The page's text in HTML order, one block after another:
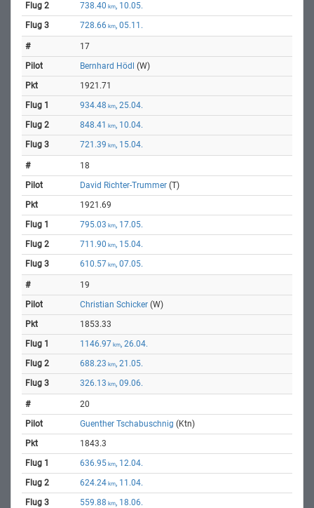
738.40 km, 10.05.
728.66 km, 05.11.
17
Bernhard Hödl (W)
1921.71
934.48 km, 25.04.
848.41 km, 10.04.
721.39 km, 15.04.
18
David Richter-Trummer (T)
1921.69
795.03 km, 17.05.
711.90 km, 15.04.
610.57 km, 07.05.
19
Christian Schicker (W)
1853.33
1146.97 km, 26.04.
688.23 km, 21.05.
326.13 km, 09.06.
20
Guenther Tschabuschnig (Ktn)
1843.3
636.95 km, 12.04.
624.24 km, 11.04.
559.88 km, 18.06.